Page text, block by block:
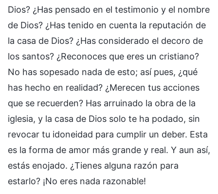
Dios? ¿Has pensado en el testimonio y el nombre
de Dios? ¿Has tenido en cuenta la reputación de
la casa de Dios? ¿Has considerado el decoro de
los santos? ¿Reconoces que eres un cristiano?
No has sopesado nada de esto; así pues, ¿qué
has hecho en realidad? ¿Merecen tus acciones
que se recuerden? Has arruinado la obra de la
iglesia, y la casa de Dios solo te ha podado, sin
revocar tu idoneidad para cumplir un deber. Esta
es la forma de amor más grande y real. Y aun así,
estás enojado. ¿Tienes alguna razón para
estarlo? ¡No eres nada razonable!